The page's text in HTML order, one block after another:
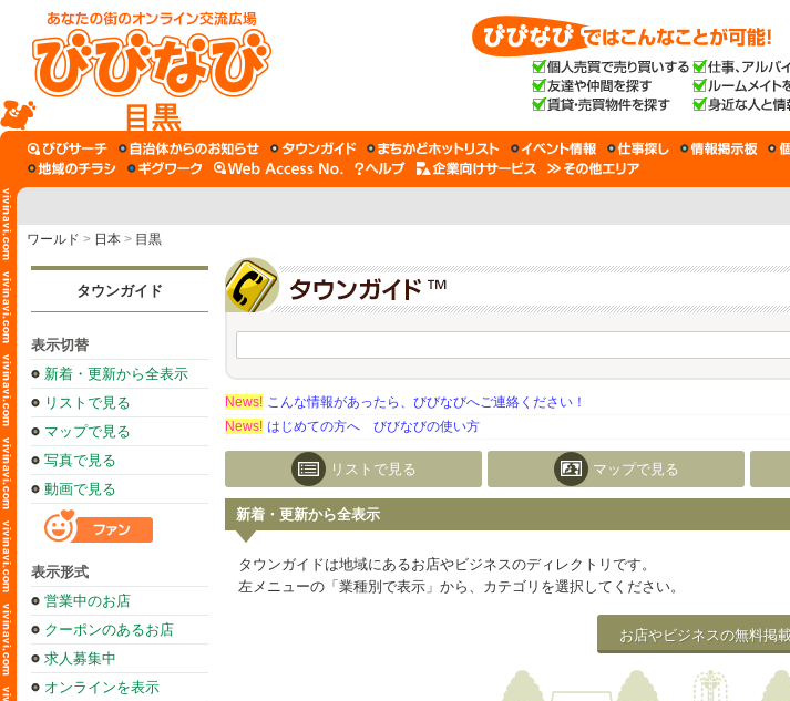
目黒
ワールド > 日本 > 目黒
タウンガイド
表示切替
新着・更新から全表示
リストで見る
マップで見る
写真で見る
動画で見る
表示形式
営業中のお店
クーポンのあるお店
求人募集中
オンラインを表示
News! こんな情報があったら、びびなびへご連絡ください！
News! はじめての方へ びびなびの使い方
リストで見る マップで見る
新着・更新から全表示
タウンガイドは地域にあるお店やビジネスのディレクトリです。
左メニューの「業種別で表示」から、カテゴリを選択してください。
お店やビジネスの無料掲